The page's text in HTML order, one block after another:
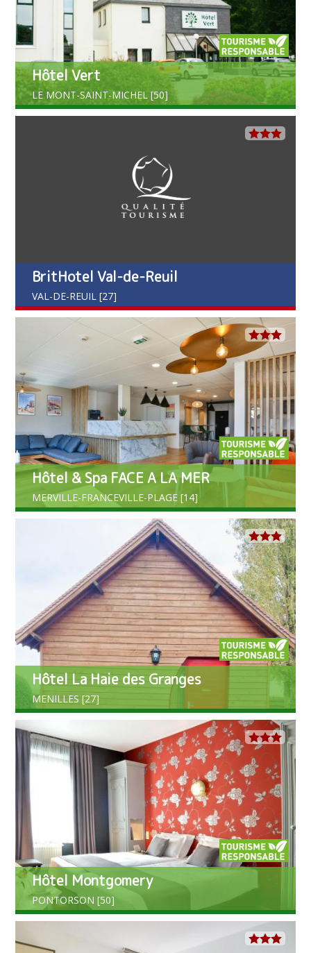
Hôtel Vert
LE MONT-SAINT-MICHEL [50]
BritHotel Val-de-Reuil
VAL-DE-REUIL [27]
Hôtel & Spa FACE A LA MER
MERVILLE-FRANCEVILLE-PLAGE [14]
Hôtel La Haie des Granges
MENILLES [27]
Hôtel Montgomery
PONTORSON [50]